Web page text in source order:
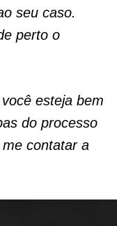
seu caso.
perto o
esteja bem
do processo
contatar a